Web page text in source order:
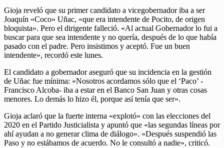
Gioja reveló que su primer candidato a vicegobernador iba a ser
Joaquín «Coco» Uñac, «que era intendente de Pocito, de origen
bloquista». Pero el dirigente falleció. «Al actual Gobernador lo fui a
buscar para que sea intendente y no quería, después de lo que había
pasado con el padre. Pero insistimos y aceptó. Fue un buen
intendente», recordó este lunes.
El candidato a gobernador aseguró que su incidencia en la gestión
de Uñac fue mínima: «Nosotros acordamos sólo que el ‘Paco’ -
Francisco Alcoba- iba a estar en el Banco San Juan y otras cosas
menores. Lo demás lo hizo él, porque así tenía que ser».
Gioja aclaró que la fuerte interna «explotó» con las elecciones del
2020 en el Partido Justicialista y apuntó que «las segundas líneas por
ahí ayudan a no generar clima de diálogo». «Después suspendió las
Paso y no estábamos de acuerdo. No le consultó a nadie», criticó.